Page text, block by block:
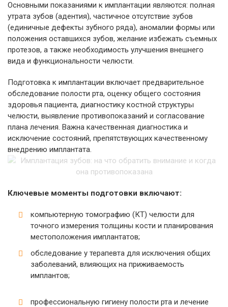
Основными показаниями к имплантации являются: полная
утрата зубов (адентия), частичное отсутствие зубов
(единичные дефекты зубного ряда), аномалии формы или
положения оставшихся зубов, желание избежать съемных
протезов, а также необходимость улучшения внешнего
вида и функциональности челюсти.
Подготовка к имплантации включает предварительное
обследование полости рта, оценку общего состояния
здоровья пациента, диагностику костной структуры
челюсти, выявление противопоказаний и согласование
плана лечения. Важна качественная диагностика и
исключение состояний, препятствующих качественному
внедрению имплантата.
Ключевые моменты подготовки включают:
компьютерную томографию (КТ) челюсти для
точного измерения толщины кости и планирования
местоположения имплантатов;
обследование у терапевта для исключения общих
заболеваний, влияющих на приживаемость
имплантов;
профессиональную гигиену полости рта и лечение